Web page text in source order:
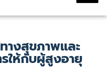
างสุขภาพและ
ให้กับผู้สูงอายุ